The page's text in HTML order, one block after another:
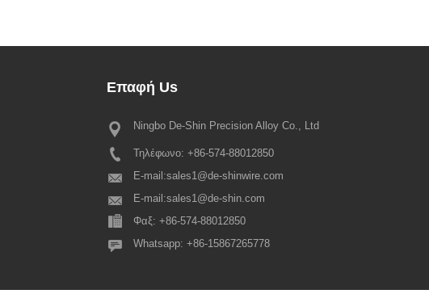
Επαφή Us
Ningbo De-Shin Precision Alloy Co., Ltd
Τηλέφωνο: +86-574-88012850
E-mail:sales1@de-shinwire.com
E-mail:sales1@de-shin.com
Φαξ: +86-574-88012850
Whatsapp: +86-15867265778
Ανακοίνωση για τις διακοπές του Ανοιξιάτικου
Αγαπητοί όλοι οι αξιότιμοι πελάτες μας, το κινεζικό
παραδοσιακό Εαρινό Φεστιβάλ έρχεται για άλλη
φετινού Ανοιξιάτικου Φεστιβάλ έχει ως εξής: 1.
Production+Engineering+QA: fr...